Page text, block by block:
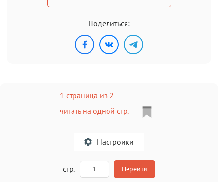
Поделиться:
1 страница из 2
читать на одной стр.
Настроики
стр. Перейти